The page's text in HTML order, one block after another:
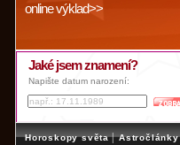
online výklad>>
Jaké jsem znamení?
Napište datum narození:
Horoskopy světa | Astročlánky